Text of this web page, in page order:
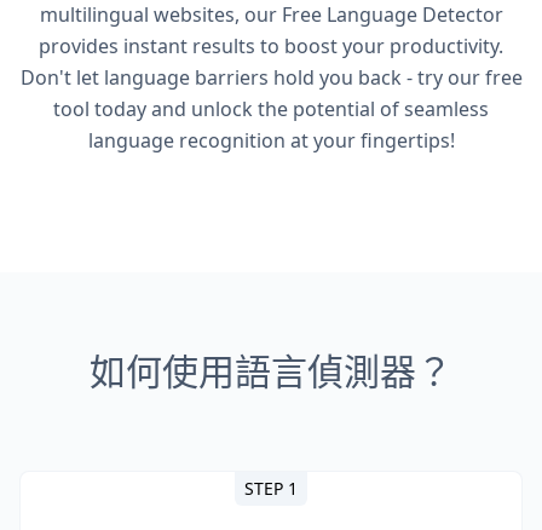
multilingual websites, our Free Language Detector
provides instant results to boost your productivity.
Don't let language barriers hold you back - try our free
tool today and unlock the potential of seamless
language recognition at your fingertips!
如何使用語言偵測器？
STEP 1